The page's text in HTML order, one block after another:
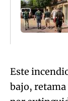
Este
bajo,